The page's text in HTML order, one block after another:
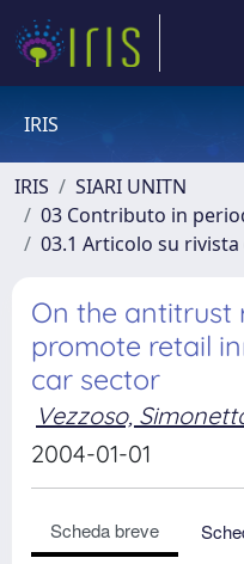
IRIS
IRIS
SIARI UNITN
03 Contributo in
03.1 Articolo su
On the antitrust
promote retail
car sector
Vezzoso,
2004-01-01
Scheda breve